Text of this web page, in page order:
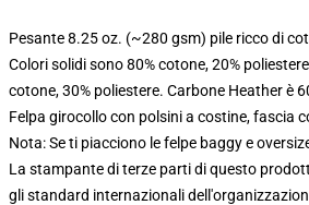
Pesante 8.25 oz. (~280 gsm) pile ricco di
Colori solidi sono 80% cotone, 20%
cotone, 30% poliestere. Carbone Heather è
Felpa girocollo con polsini a costine, fascia
Nota: Se ti piacciono le felpe baggy e
La stampante di terze parti di questo
gli standard internazionali